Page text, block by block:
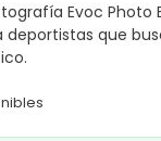
365,00€.
Evoc Photo
deportistas que